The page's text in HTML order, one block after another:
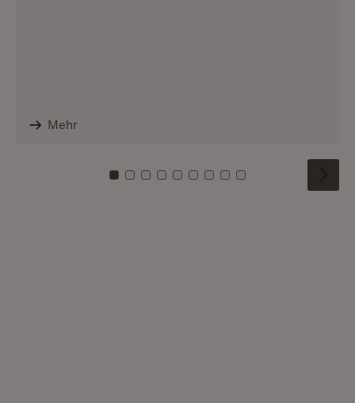
Mehr
Zu Kachel: 0
Zu Kachel: 1
Zu Kachel: 2
Zu Kachel: 3
Zu Kachel: 4
Zu Kachel: 5
Zu Kachel: 6
Zu Kachel: 7
Zu Kachel: 8